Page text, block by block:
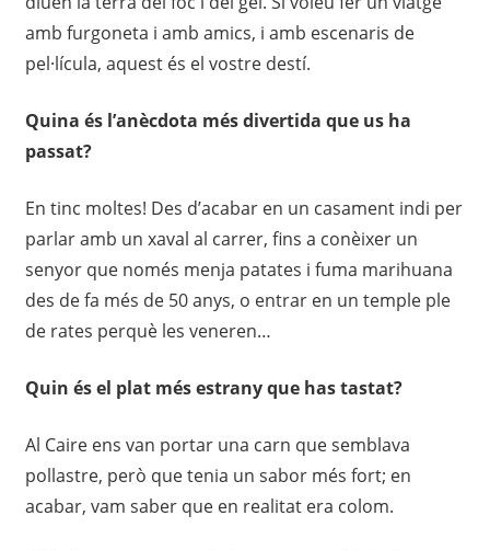
amb furgoneta i amb amics, i amb escenaris de
pel·lícula, aquest és el vostre destí.
Quina és l’anècdota més divertida que us ha
passat?
En tinc moltes! Des d’acabar en un casament indi per
parlar amb un xaval al carrer, fins a conèixer un
senyor que només menja patates i fuma marihuana
des de fa més de 50 anys, o entrar en un temple ple
de rates perquè les veneren…
Quin és el plat més estrany que has tastat?
Al Caire ens van portar una carn que semblava
pollastre, però que tenia un sabor més fort; en
acabar, vam saber que en realitat era colom.